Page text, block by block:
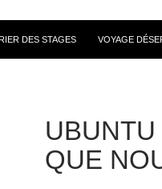
DES STAGES VOYAGE
QUE